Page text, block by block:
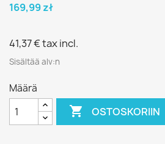
169,99 zł
41,37 €tax incl.
Sisältää alv:n
Määrä
 OSTOSKORIIN